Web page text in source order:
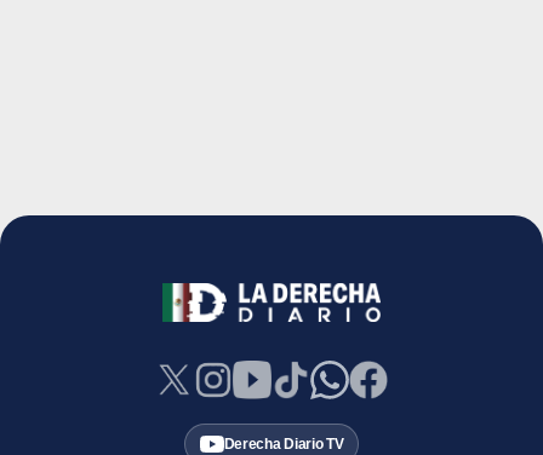
Derecha Diario TV